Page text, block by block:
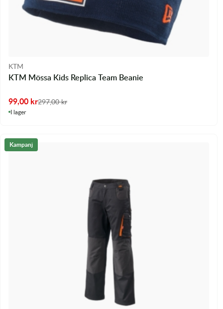
KTM
KTM Mössa Kids Replica Team Beanie
99,00 kr297,00kr
I lager
Kampanj